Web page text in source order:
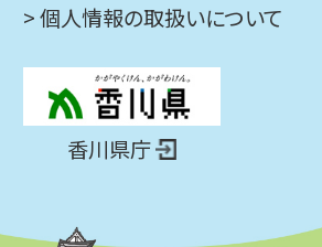
> 個人情報の取扱いについて
香川県庁